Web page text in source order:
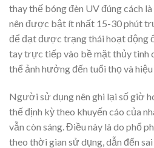
thay thế bóng đèn UV đúng cách
nên được bật ít nhất 15-30 phút
để đạt được trạng thái hoạt động
tay trực tiếp vào bề mặt thủy tinh
thể ảnh hưởng đến tuổi thọ và
Người sử dụng nên ghi lại số giờ
thế định kỳ theo khuyến cáo của
vẫn còn sáng. Điều này là do phổ
theo thời gian sử dụng, dẫn đến